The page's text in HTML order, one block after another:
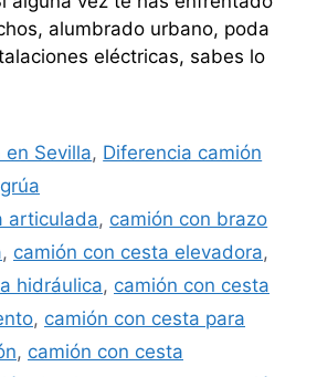
alumbrado urbano, poda
eléctricas, sabes lo
en Sevilla, Diferencia camión
articulada, camión con brazo
, camión con cesta elevadora,
hidráulica, camión con cesta
, camión con cesta para
, camión con cesta